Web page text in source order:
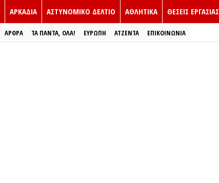
ΑΡΚΑΔΙΑ ΑΣΤΥΝΟΜΙΚΟ ΔΕΛΤΙΟ ΑΘΛΗΤΙΚΑ ΘΕΣΕΙΣ ΕΡΓΑΣΙΑΣ
ΑΡΘΡΑ ΤΑ ΠΑΝΤΑ, ΟΛΑ! ΕΥΡΏΠΗ ΑΤΖΕΝΤΑ ΕΠΙΚΟΙΝΩΝΙΑ